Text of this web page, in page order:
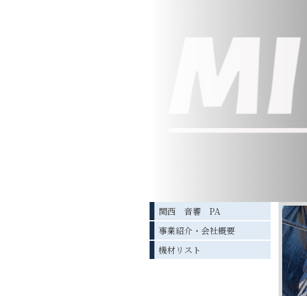
関西 音響 PA
事業紹介・会社概要
機材リスト